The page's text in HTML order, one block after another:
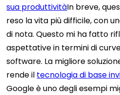
sua produttivitàIn breve,
reso la vita più difficile, con
di nota. Questo mi ha fatto
aspettative in termini di
software. La migliore
rende il tecnologia di base
Google è uno degli esempi